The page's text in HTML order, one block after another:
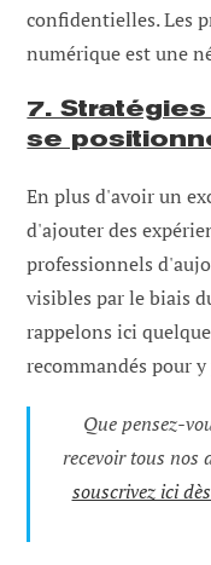
confidentielles. Les
numérique est une
7.
se
En plus d'avoir un
d'ajouter des
professionnels
visibles par le biais
rappelons ici
recommandés pour
Que pensez-
recevoir tous nos
souscrivez ici